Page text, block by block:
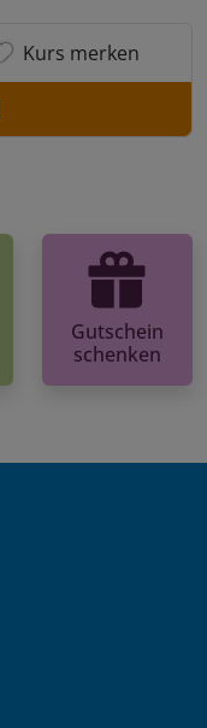
Kurs merken
Gutschein
schenken